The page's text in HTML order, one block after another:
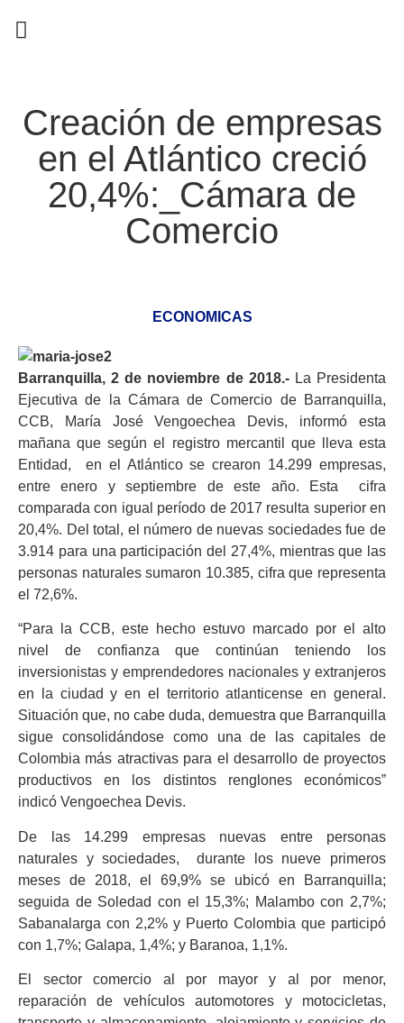
Creación de empresas
en el Atlántico creció
20,4%:_Cámara de
Comercio
ECONOMICAS
Barranquilla, 2 de noviembre de 2018.-La Presidenta
Ejecutiva de la Cámara de Comercio de Barranquilla,
CCB, María José Vengoechea Devis, informó esta
mañana que según el registro mercantil que lleva esta
Entidad, en el Atlántico se crearon 14.299 empresas,
entre enero y septiembre de este año. Esta cifra
comparada con igual período de 2017 resulta superior en
20,4%. Del total, el número de nuevas sociedades fue de
3.914 para una participación del 27,4%, mientras que las
personas naturales sumaron 10.385, cifra que representa
el 72,6%.
“Para la CCB, este hecho estuvo marcado por el alto
nivel de confianza que continúan teniendo los
inversionistas y emprendedores nacionales y extranjeros
en la ciudad y en el territorio atlanticense en general.
Situación que, no cabe duda, demuestra que Barranquilla
sigue consolidándose como una de las capitales de
Colombia más atractivas para el desarrollo de proyectos
productivos en los distintos renglones económicos”
indicó Vengoechea Devis.
De las 14.299 empresas nuevas entre personas
naturales y sociedades, durante los nueve primeros
meses de 2018, el 69,9% se ubicó en Barranquilla;
seguida de Soledad con el 15,3%; Malambo con 2,7%;
Sabanalarga con 2,2% y Puerto Colombia que participó
con 1,7%; Galapa, 1,4%; y Baranoa, 1,1%.
El sector comercio al por mayor y al por menor,
reparación de vehículos automotores y motocicletas,